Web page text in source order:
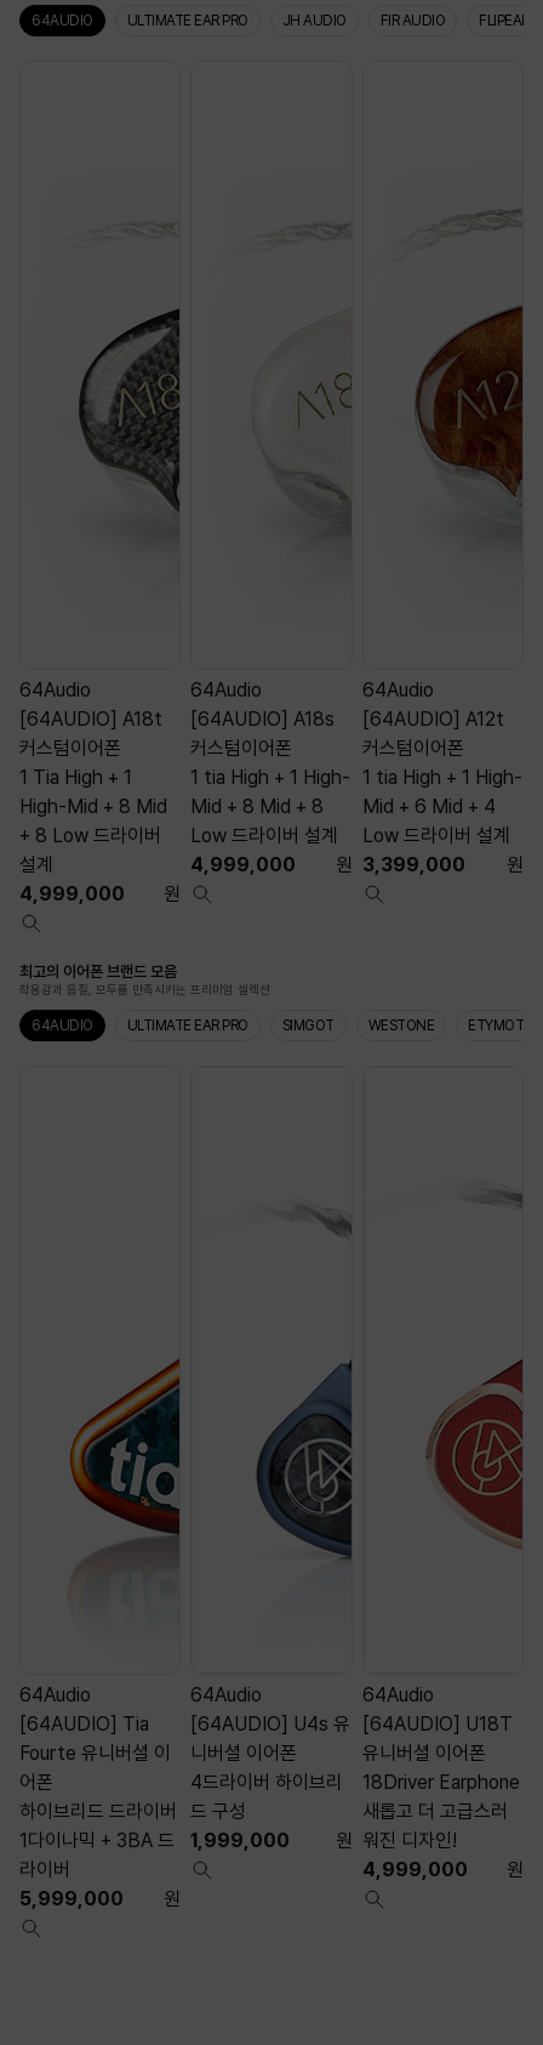
64AUDIO ULTIMATE EAR PRO JH AUDIO FIR AUDIO FLIPEARS
64Audio
[64AUDIO] A18t
커스텀이어폰
1 Tia High + 1
High-Mid + 8 Mid
+ 8 Low 드라이버
설계
4,999,000
원
64Audio
[64AUDIO] A18s
커스텀이어폰
1 tia High + 1 High-
Mid + 8 Mid + 8
Low 드라이버 설계
4,999,000
원
64Audio
[64AUDIO] A12t
커스텀이어폰
1 tia High + 1 High-
Mid + 6 Mid + 4
Low 드라이버 설계
3,399,000
원
최고의 이어폰 브랜드 모음
착용감과 음질, 모두를 만족시키는 프리미엄 셀렉션
64AUDIO ULTIMATE EAR PRO SIMGOT WESTONE ETYMOTIC
64Audio
[64AUDIO] Tia
Fourte 유니버셜 이
어폰
하이브리드 드라이버
1다이나믹 + 3BA 드
라이버
5,999,000
원
64Audio
[64AUDIO] U4s 유
니버셜 이어폰
4드라이버 하이브리
드 구성
1,999,000
원
64Audio
[64AUDIO] U18T
유니버셜 이어폰
18Driver Earphone
새롭고 더 고급스러
워진 디자인!
4,999,000
원